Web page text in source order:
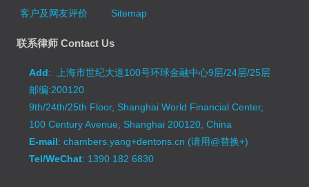
客户及网友评价
Sitemap
联系律师 Contact Us
Add: 上海市世纪大道100号环球金融中心9层/24层/25层
邮编:200120
9th/24th/25th Floor, Shanghai World Financial Center,
100 Century Avenue, Shanghai 200120, China
E-mail: chambers.yang+dentons.cn (请用@替换+)
Tel/WeChat: 1390 182 6830